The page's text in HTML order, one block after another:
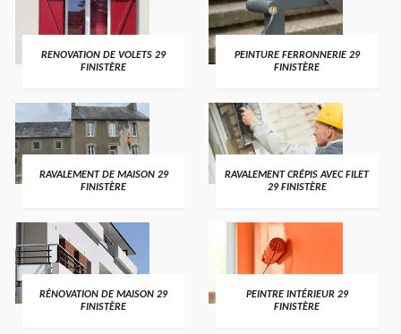
RENOVATION DE VOLETS 29
FINISTÈRE
PEINTURE FERRONNERIE 29
FINISTÈRE
RAVALEMENT DE MAISON 29
FINISTÈRE
RAVALEMENT CRÉPIS AVEC FILET
29 FINISTÈRE
RÉNOVATION DE MAISON 29
FINISTÈRE
PEINTRE INTÉRIEUR 29
FINISTÈRE